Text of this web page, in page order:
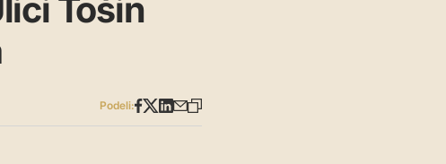
Tošin
Podeli: